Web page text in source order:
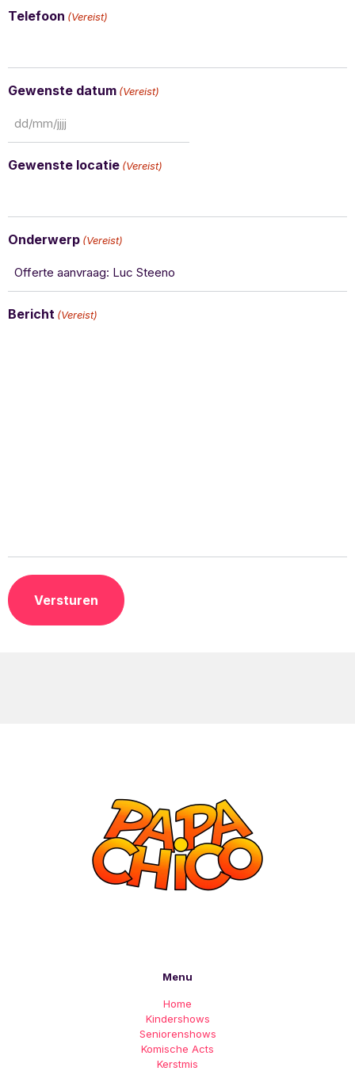
Telefoon (Vereist)
Gewenste datum (Vereist)
Gewenste locatie (Vereist)
Onderwerp (Vereist)
Bericht (Vereist)
Menu
Home
Kindershows
Seniorenshows
Komische Acts
Kerstmis